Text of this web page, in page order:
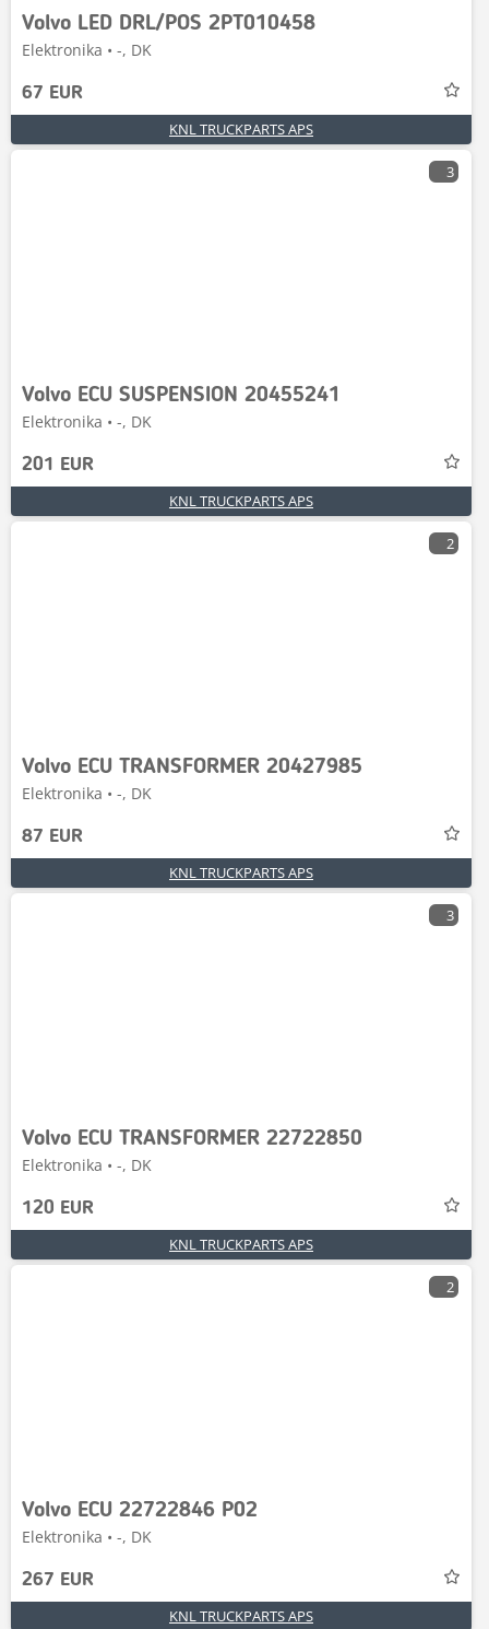
Volvo LED DRL/POS 2PT010458
Elektronika • -, DK
67 EUR
KNL TRUCKPARTS APS
3
Volvo ECU SUSPENSION 20455241
Elektronika • -, DK
201 EUR
KNL TRUCKPARTS APS
2
Volvo ECU TRANSFORMER 20427985
Elektronika • -, DK
87 EUR
KNL TRUCKPARTS APS
3
Volvo ECU TRANSFORMER 22722850
Elektronika • -, DK
120 EUR
KNL TRUCKPARTS APS
2
Volvo ECU 22722846 P02
Elektronika • -, DK
267 EUR
KNL TRUCKPARTS APS